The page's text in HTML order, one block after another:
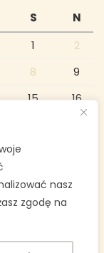
nasz
zgodę na
S
N
1
2
8
9
15
16